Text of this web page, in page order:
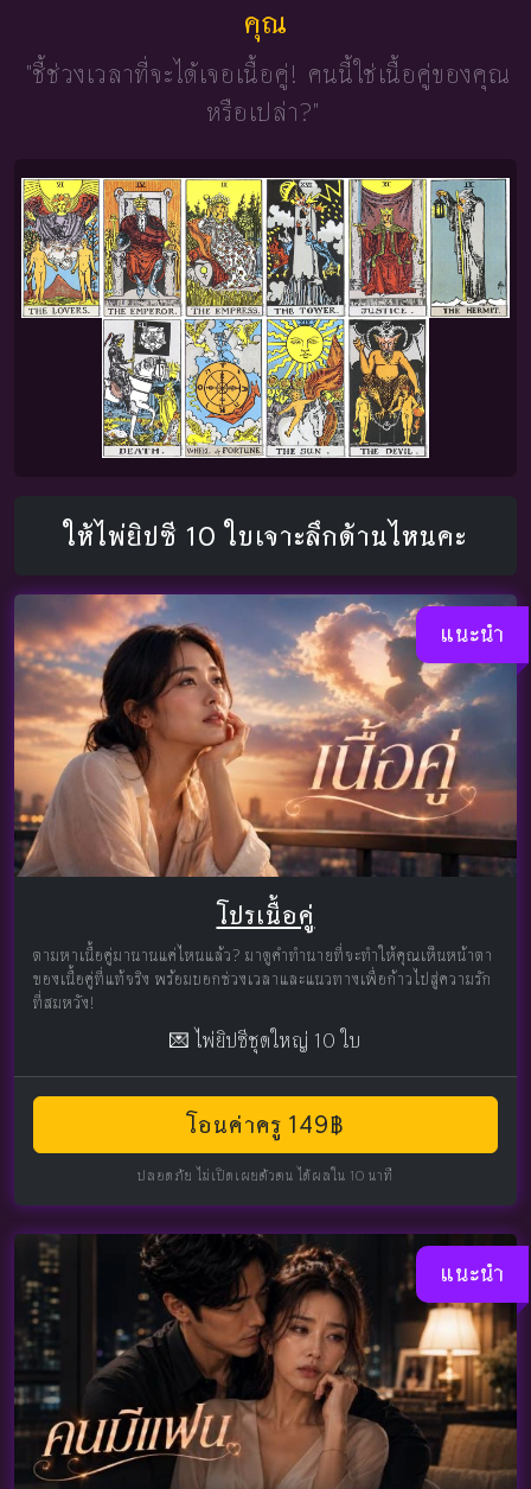
คุณ
"ชี้ช่วงเวลาที่จะได้เจอเนื้อคู่! คนนี้ใช่เนื้อคู่ของคุณ
หรือเปล่า?"
ให้ไพ่ยิปซี 10 ใบเจาะลึกด้านไหนคะ
แนะนำ
โปรเนื้อคู่
ตามหาเนื้อคู่มานานแค่ไหนแล้ว? มาดูคำทำนายที่จะทำให้คุณเห็นหน้าตา
ของเนื้อคู่ที่แท้จริง พร้อมบอกช่วงเวลาและแนวทางเพื่อก้าวไปสู่ความรัก
ที่สมหวัง!
💌 ไพ่ยิปซีชุดใหญ่ 10 ใบ
โอนค่าครู 149฿
ปลอดภัย ไม่เปิดเผยตัวตน ได้ผลใน 10 นาที
แนะนำ